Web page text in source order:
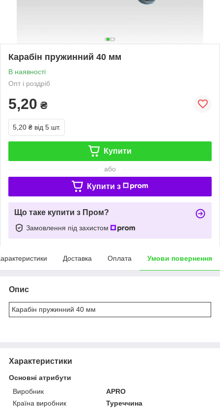
Карабін пружинний 40 мм
В наявності
Опт і роздріб
5,20 ₴
5,20 ₴ від 5 шт.
Купити
або
Купити з
Що таке купити з Пром?
Замовлення під захистом
Доставка Оплата Умови повернення
Опис
Карабін пружинний 40 мм
Характеристики
Основні атрибути
Виробник
APRO
Країна виробник
Туреччина